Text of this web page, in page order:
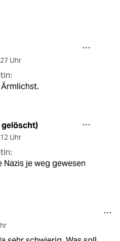
Uhr
gelöscht)
Uhr
Nazis je weg gewesen